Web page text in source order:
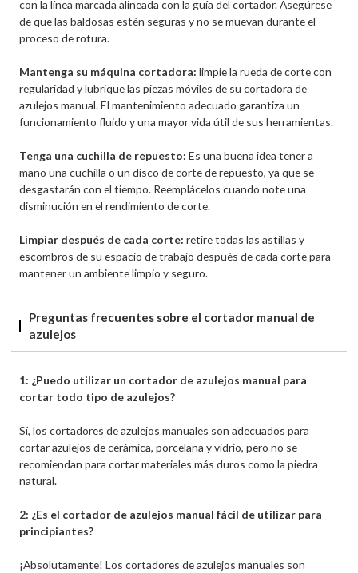
con la línea marcada alineada con la guía del cortador. Asegúrese
de que las baldosas estén seguras y no se muevan durante el
proceso de rotura.
Mantenga su máquina cortadora: limpie la rueda de corte con
regularidad y lubrique las piezas móviles de su cortadora de
azulejos manual. El mantenimiento adecuado garantiza un
funcionamiento fluido y una mayor vida útil de sus herramientas.
Tenga una cuchilla de repuesto: Es una buena idea tener a
mano una cuchilla o un disco de corte de repuesto, ya que se
desgastarán con el tiempo. Reemplácelos cuando note una
disminución en el rendimiento de corte.
Limpiar después de cada corte: retire todas las astillas y
escombros de su espacio de trabajo después de cada corte para
mantener un ambiente limpio y seguro.
Preguntas frecuentes sobre el cortador manual de
azulejos
1: ¿Puedo utilizar un cortador de azulejos manual para
cortar todo tipo de azulejos?
Sí, los cortadores de azulejos manuales son adecuados para
cortar azulejos de cerámica, porcelana y vidrio, pero no se
recomiendan para cortar materiales más duros como la piedra
natural.
2: ¿Es el cortador de azulejos manual fácil de utilizar para
principiantes?
¡Absolutamente! Los cortadores de azulejos manuales son